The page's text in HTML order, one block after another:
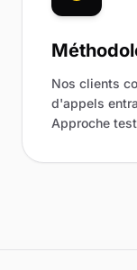
Nos clients
d'appels
Approche